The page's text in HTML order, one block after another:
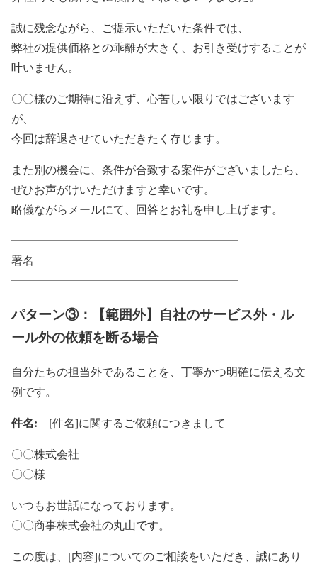
誠に残念ながら、ご提示いただいた条件では、
弊社の提供価格との乖離が大きく、お引き受けすることが
叶いません。
〇〇様のご期待に沿えず、心苦しい限りではございます
が、
今回は辞退させていただきたく存じます。
また別の機会に、条件が合致する案件がございましたら、
ぜひお声がけいただけますと幸いです。
略儀ながらメールにて、回答とお礼を申し上げます。
━━━━━━━━━━━━━━━━━━━━
署名
━━━━━━━━━━━━━━━━━━━━
パターン③：【範囲外】自社のサービス外・ル
ール外の依頼を断る場合
自分たちの担当外であることを、丁寧かつ明確に伝える文
例です。
件名: [件名]に関するご依頼につきまして
〇〇株式会社
〇〇様
いつもお世話になっております。
〇〇商事株式会社の丸山です。
この度は、[内容]についてのご相談をいただき、誠にあり